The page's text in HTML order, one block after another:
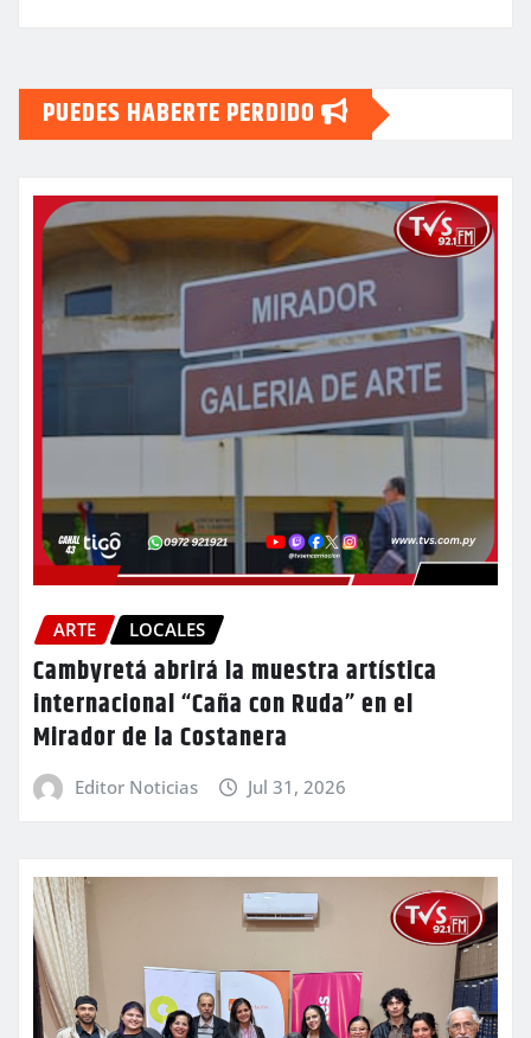
PUEDES HABERTE PERDIDO
ARTE LOCALES
Cambyretá abrirá la muestra artística
internacional “Caña con Ruda” en el
Mirador de la Costanera
Editor Noticias Jul 31, 2026